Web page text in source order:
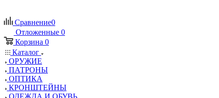
Сравнение0
Отложенные 0
Корзина 0
Каталог
ОРУЖИЕ
ПАТРОНЫ
ОПТИКА
КРОНШТЕЙНЫ
ОДЕЖДА И ОБУВЬ